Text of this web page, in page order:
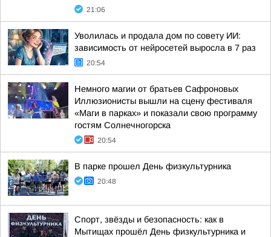
21:06
Уволилась и продала дом по совету ИИ:
зависимость от нейросетей выросла в 7 раз
20:54
Немного магии от братьев Сафроновых
Иллюзионисты вышли на сцену фестиваля
«Маги в парках» и показали свою программу
гостям Солнечногорска
20:54
В парке прошел День физкультурника
20:48
Спорт, звёзды и безопасность: как в
Мытищах прошёл День физкультурника и